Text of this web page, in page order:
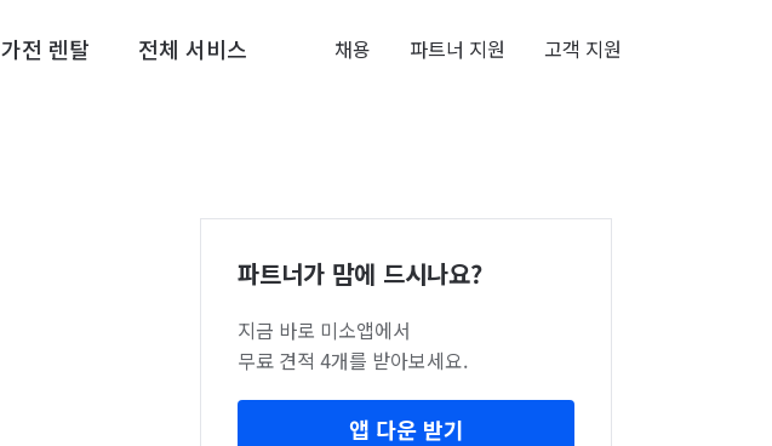
가전 렌탈 전체 서비스 채용 파트너 지원 고객 지원
파트너가 맘에 드시나요?
지금 바로 미소앱에서
무료 견적 4개를 받아보세요.
앱 다운 받기